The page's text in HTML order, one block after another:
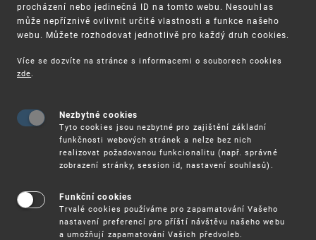
VAROVÁNÍ
Finanční podpora
Vynálezy / Patenty
procházení nebo jedinečná ID na tomto webu. Nesouhlas
může nepříznivě ovlivnit určité vlastnosti a funkce našeho
webu. Můžete rozhodovat jednotlivě pro každý druh cookies.
Více se dozvíte na stránce s informacemi o souborech cookies
zde.
Nezbytné cookies
Tyto cookies jsou nezbytné pro zajištění základní
funkčnosti webových stránek a nelze bez nich
realizovat požadovanou funkcionalitu (např. správné
zobrazení stránky, session id, nastavení souhlasů).
Funkční cookies
Trvalé cookies používáme pro zapamatování Vašeho
nastavení preferencí pro příští návštěvu našeho webu
a umožňují zapamatování Vašich předvoleb.